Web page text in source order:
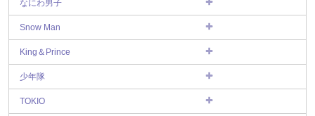
なにわ男子
Snow Man
King＆Prince
少年隊
TOKIO